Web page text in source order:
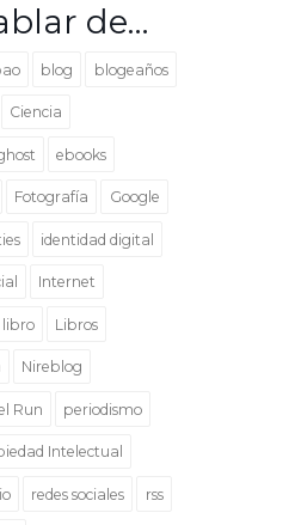
de…
blog blogeaños
Ciencia
ebooks
Fotografía Google
identidad digital
Internet
libro Libros
Nireblog
Run periodismo
Intelectual
redes sociales rss